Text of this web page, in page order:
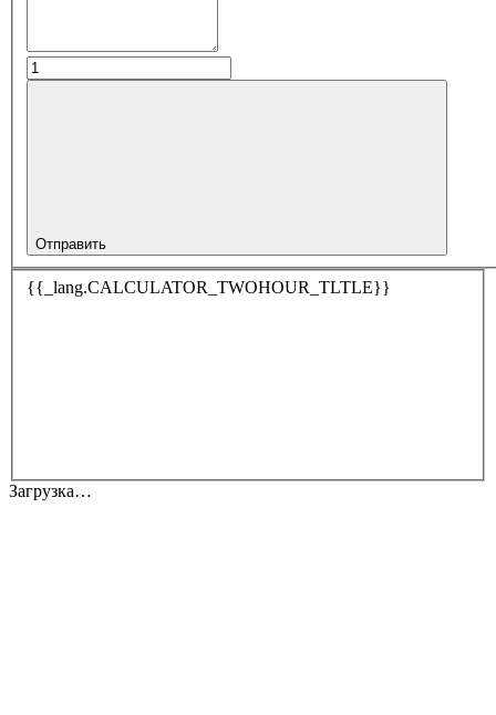
Отправить
{{_lang.CALCULATOR_TWOHOUR_TLTLE}}
Загрузка…